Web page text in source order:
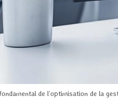
de l’optimisation de la